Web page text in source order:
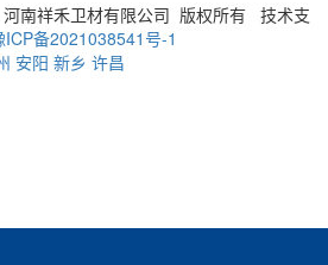
南祥禾卫材有限公司 版权所有 技术支
ICP备2021038541号-1
安阳 新乡 许昌